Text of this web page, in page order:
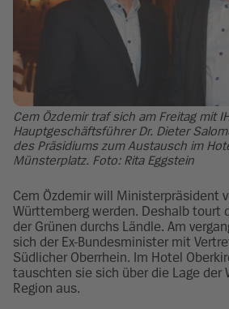
Cem Özdemir traf sich am Freitag mit
Hauptgeschäftsführer Dr. Dieter
des Präsidiums zum Austausch im
Münsterplatz. Foto: Rita Eggstein
Cem Özdemir will Ministerpräsident
Württemberg werden. Deshalb tourt
der Grünen durchs Ländle. Am
sich der Ex-Bundesminister mit
Südlicher Oberrhein. Im Hotel
tauschten sie sich über die Lage der
Region aus.